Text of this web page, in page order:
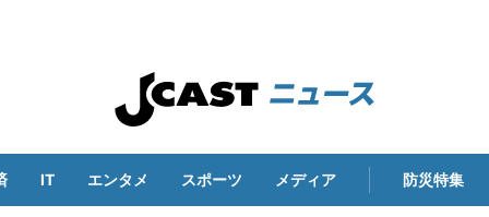
IT エンタメ スポーツ メディア 防災特集